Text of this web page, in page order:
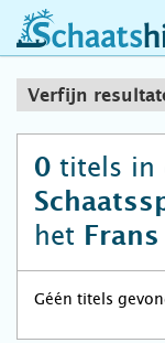
Verfijn
0 titels in
het Frans
Géén titels